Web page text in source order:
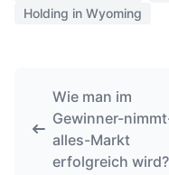
Holding in Wyoming
Wie man im
Gewinner-
alles-Markt
erfolgreich wird?